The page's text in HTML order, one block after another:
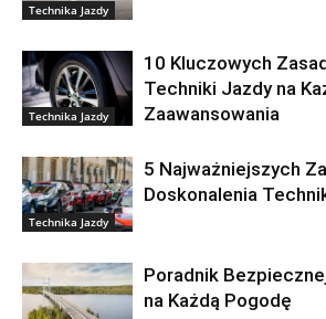
Technika Jazdy
Technika Jazdy
10 Kluczowych
Techniki Jazdy na
Zaawansowania
Technika Jazdy
5 Najważniejszych
Doskonalenia
Poradnik
na Każdą Pogodę